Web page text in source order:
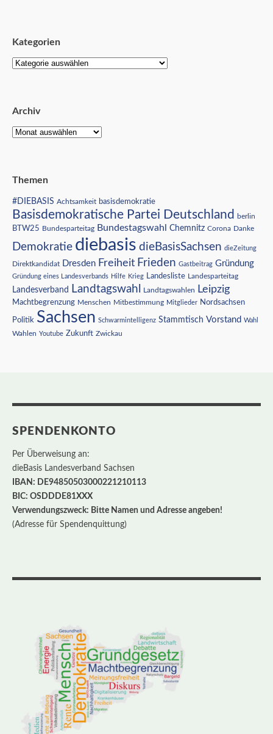
Kategorien
Archiv
Themen
#DIEBASIS Achtsamkeit basisdemokratie
Basisdemokratische Partei Deutschland berlin
BTW25 Bundesparteitag Bundestagswahl Chemnitz Corona Danke
Demokratie diebasis dieBasisSachsen dieZeitung
Direktkandidat Dresden Freiheit Frieden Gastbeitrag Gründung
Gründung eines Landesverbands Hilfe Krieg Landesliste Landesparteitag
Landesverband Landtagswahl Landtagswahlen Leipzig
Machtbegrenzung Menschen Mitbestimmung Mitglieder Nordsachsen
Politik Sachsen Schwarmintelligenz Stammtisch Vorstand Wahl
Wahlen Youtube Zukunft Zwickau
SPENDENKONTO
Per Überweisung an:
dieBasis Landesverband Sachsen
IBAN: DE94850503000221210113
BIC: OSDDDE81XXX
Verwendungszweck: Bitte Namen und Adresse angeben!
(Adresse für Spendenquittung)